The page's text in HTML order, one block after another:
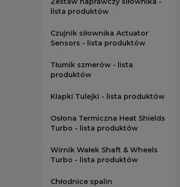
lista produktów
Czujnik siłownika Actuator
Sensors - lista produktów
Tłumik szmerów - lista
produktów
Klapki Tulejki - lista produktów
Osłona Termiczna Heat Shields
Turbo - lista produktów
Wirnik Wałek Shaft & Wheels
Turbo - lista produktów
Chłodnice spalin